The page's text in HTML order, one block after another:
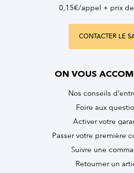
0,15€/appel + prix de
CONTACTER LE
ON VOUS
Nos conseils
Foire aux
Activer votre
Passer votre première
Suivre une
Retourner un